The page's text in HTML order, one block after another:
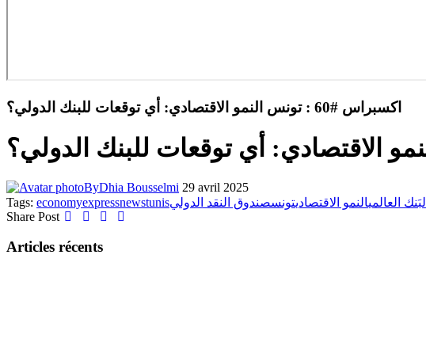
اكسبراس #60 : تونس النمو الاقتصادي: أي توقعات للبنك الدولي؟
ByDhia Bousselmi 29 avril 2025
Tags: economyexpressnewstunis البَنك العالميالنمو الاقتصاديتونسصندوق النقد الدولي
Share Post
Articles récents